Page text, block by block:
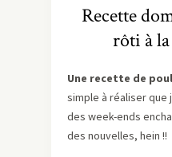
Recette
rôti à
Une recette de
simple à réaliser
des week-ends
des nouvelles, hein !!